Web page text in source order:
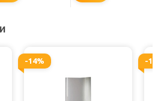
-14% -